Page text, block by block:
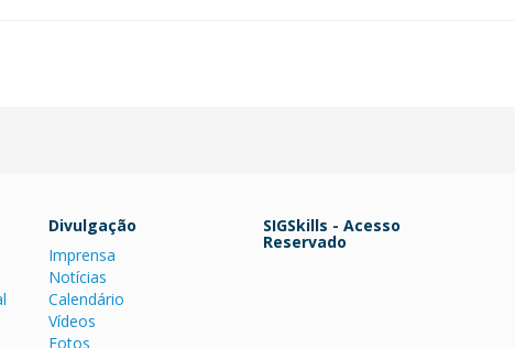
Divulgação
Imprensa
Notícias
Calendário
Vídeos
Fotos
SIGSkills - Acesso
Reservado